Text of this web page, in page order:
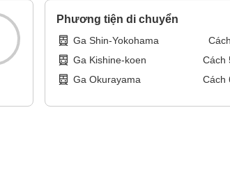
Phương tiện di chuyển
Ga Shin-Yokohama Cách
Ga Kishine-koen
Cách
Ga Okurayama
Cách